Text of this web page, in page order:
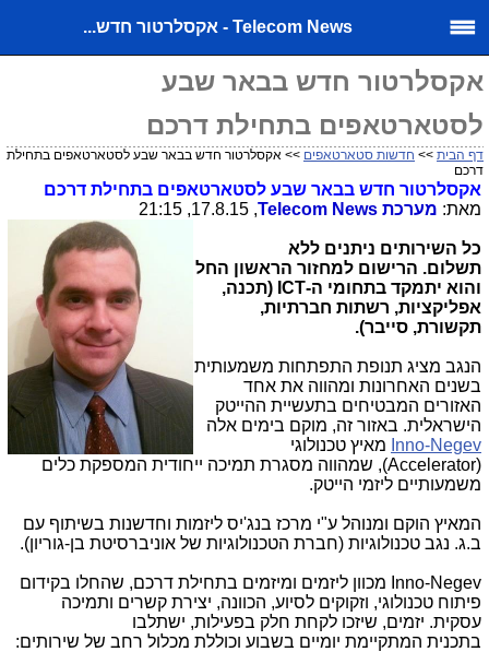
Telecom News - אקסלרטור חדש...
אקסלרטור חדש בבאר שבע
לסטארטאפים בתחילת דרכם
דף הבית >> חדשות סטארטאפים >> אקסלרטור חדש בבאר שבע לסטארטאפים בתחילת
דרכם
אקסלרטור חדש בבאר שבע לסטארטאפים בתחילת דרכם
מאת: מערכת Telecom News
, 17.8.15, 21:15
כל השירותים ניתנים ללא
תשלום. הרישום למחזור הראשון החל
והוא יתמקד בתחומי ה-ICT (תכנה,
אפליקציות, רשתות חברתיות,
תקשורת, סייבר).
הנגב מציג תנופת התפתחות משמעותית
בשנים האחרונות ומהווה את אחד
האזורים המבטיחים בתעשיית ההייטק
הישראלית. באזור זה, מוקם בימים אלה
Inno-Negev מאיץ טכנולוגי
(
Accelerator), שמהווה מסגרת תמיכה ייחודית המספקת כלים
משמעותיים ליזמי הייטק.
המאיץ הוקם ומנוהל ע"י מרכז בנג'יס ליזמות וחדשנות בשיתוף עם
ב.ג. נגב טכנולוגיות (חברת הטכנולוגיות של אוניברסיטת בן-גוריון).
Inno-Negev מכוון ליזמים ומיזמים בתחילת דרכם, שהחלו בקידום
פיתוח טכנולוגי, וזקוקים לסיוע, הכוונה, יצירת קשרים ותמיכה
עסקית. יזמים, שיזכו לקחת חלק בפעילות, ישתלבו
בתכנית המתקיימת יומיים בשבוע וכוללת מכלול רחב של שירותים: